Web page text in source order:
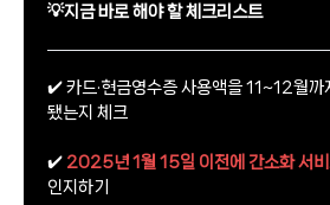
💡지금 바로 해야 할 체크리스트
✔️ 카드·현금영수증 사용액을 11~12월까
됐는지 체크
✔️ 2025년 1월 15일 이전에 간소화 서
인지하기